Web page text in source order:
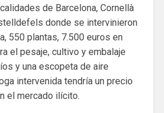
de Barcelona, ​​Cornellà
donde se intervinieron
550 plantas, 7.500 euros en
el pesaje, cultivo y embalaje
y una escopeta de aire
intervenida tendría un precio
el mercado ilícito.